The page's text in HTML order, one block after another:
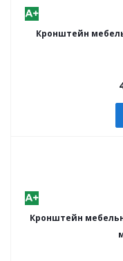
Кронштейн
Кронштейн